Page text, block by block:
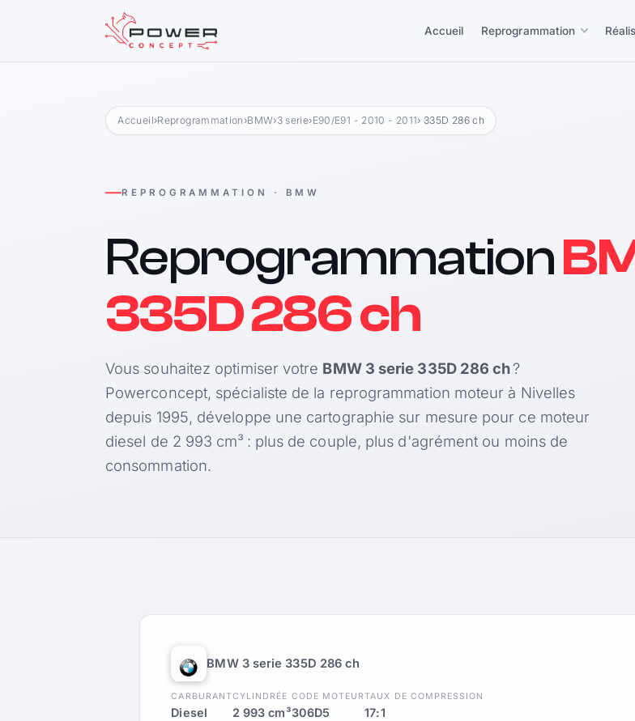
Accueil Reprogrammation
Accueil›Reprogrammation ›BMW›3 serie›E90/E91 - 2010 - 2011› 335D 286 ch
REPROGRAMMATION · BMW
Reprogrammation
335D 286 ch
Vous souhaitez optimiser votre BMW 3 serie 335D 286 ch?
Powerconcept, spécialiste de la reprogrammation moteur à Nivelles
depuis 1995, développe une cartographie sur mesure pour ce moteur
diesel de 2 993 cm³ : plus de couple, plus d'agrément ou moins de
consommation.
BMW 3 serie 335D 286 ch
CARBURANT
Diesel
CYLINDRÉE
2 993 cm³
CODE MOTEUR
306D5
TAUX DE COMPRESSION
17:1